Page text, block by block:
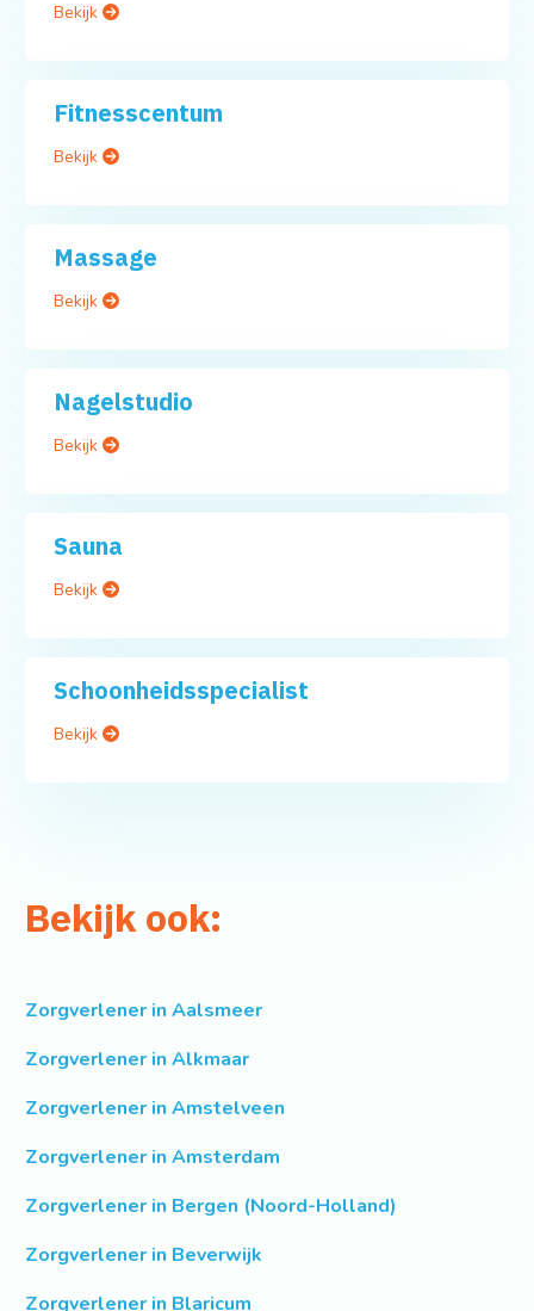
Bekijk
Fitnesscentum
Bekijk
Massage
Bekijk
Nagelstudio
Bekijk
Sauna
Bekijk
Schoonheidsspecialist
Bekijk
Bekijk ook:
Zorgverlener in Aalsmeer
Zorgverlener in Alkmaar
Zorgverlener in Amstelveen
Zorgverlener in Amsterdam
Zorgverlener in Bergen (Noord-Holland)
Zorgverlener in Beverwijk
Zorgverlener in Blaricum